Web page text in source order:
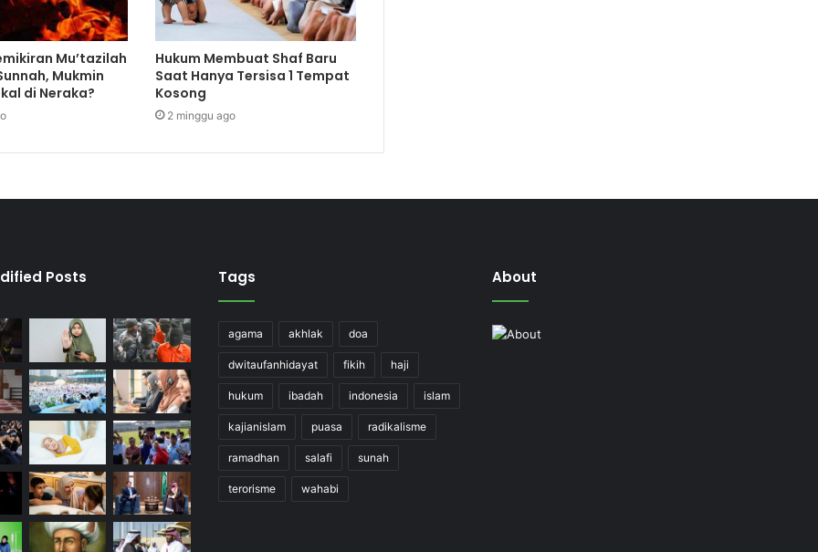
Mu’tazilah
Mukmin
di Neraka?
Hukum Membuat Shaf Baru
Saat Hanya Tersisa 1 Tempat
Kosong
2 minggu ago
Posts Tags
agama akhlak doa
dwitaufanhidayat fikih haji
hukum ibadah indonesia islam
kajianislam puasa radikalisme
ramadhan salafi sunah
terorisme wahabi
About